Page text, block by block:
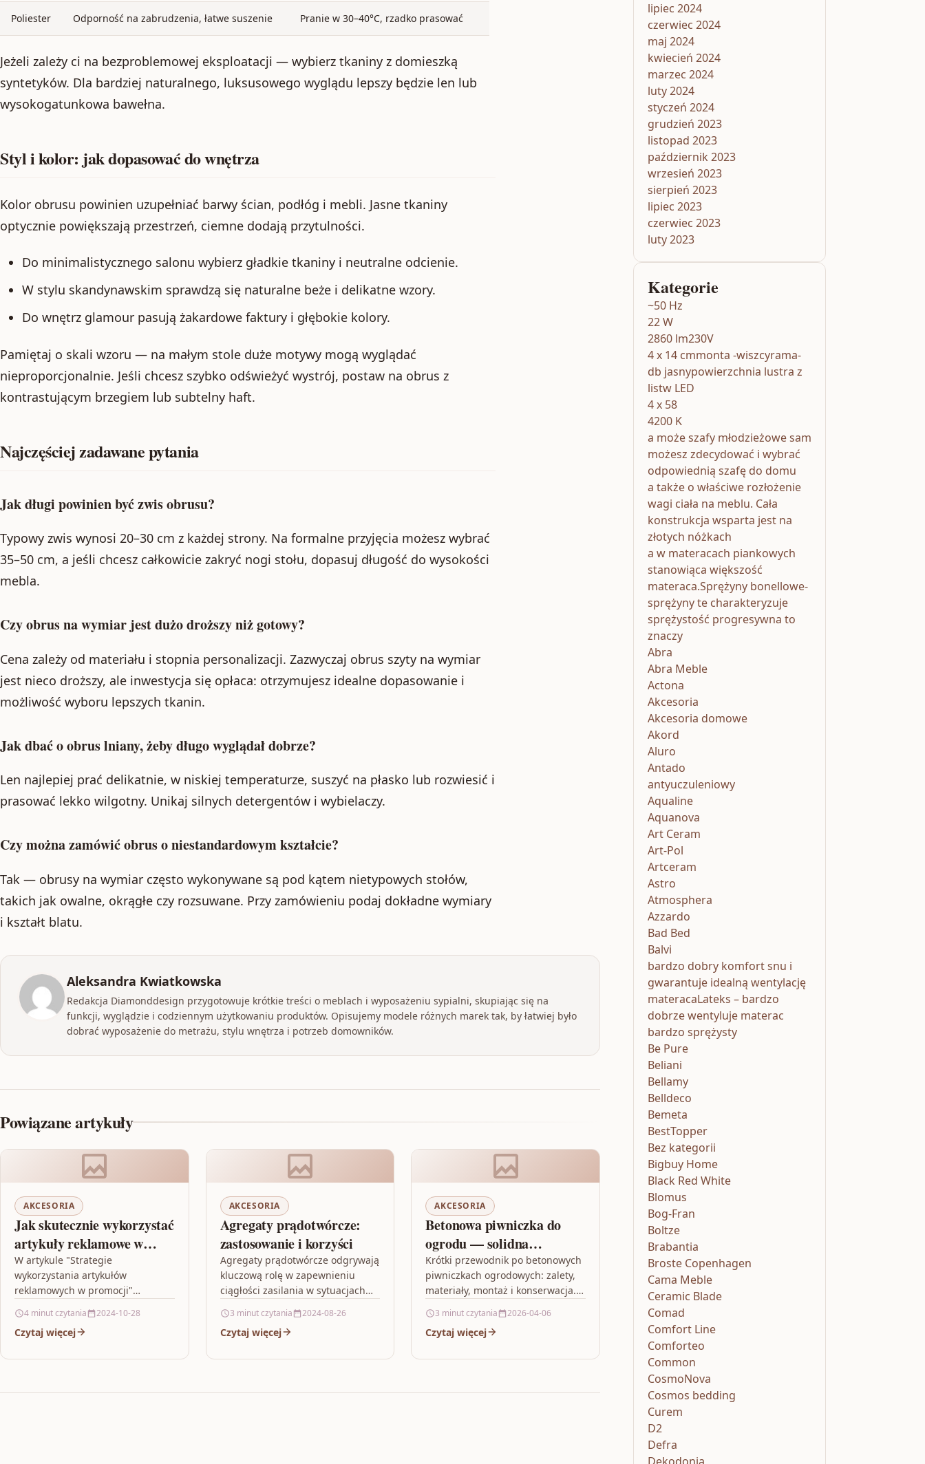
Poliester Odporność na zabrudzenia, łatwe suszenie Pranie w 30–40°C, rzadko prasować
Jeżeli zależy ci na bezproblemowej eksploatacji — wybierz tkaniny z domieszką
syntetyków. Dla bardziej naturalnego, luksusowego wyglądu lepszy będzie len lub
wysokogatunkowa bawełna.
Styl i kolor: jak dopasować do wnętrza
Kolor obrusu powinien uzupełniać barwy ścian, podłóg i mebli. Jasne tkaniny
optycznie powiększają przestrzeń, ciemne dodają przytulności.
Do minimalistycznego salonu wybierz gładkie tkaniny i neutralne odcienie.
W stylu skandynawskim sprawdzą się naturalne beże i delikatne wzory.
Do wnętrz glamour pasują żakardowe faktury i głębokie kolory.
Pamiętaj o skali wzoru — na małym stole duże motywy mogą wyglądać
nieproporcjonalnie. Jeśli chcesz szybko odświeżyć wystrój, postaw na obrus z
kontrastującym brzegiem lub subtelny haft.
Najczęściej zadawane pytania
Jak długi powinien być zwis obrusu?
Typowy zwis wynosi 20–30 cm z każdej strony. Na formalne przyjęcia możesz wybrać
35–50 cm, a jeśli chcesz całkowicie zakryć nogi stołu, dopasuj długość do wysokości
mebla.
Czy obrus na wymiar jest dużo droższy niż gotowy?
Cena zależy od materiału i stopnia personalizacji. Zazwyczaj obrus szyty na wymiar
jest nieco droższy, ale inwestycja się opłaca: otrzymujesz idealne dopasowanie i
możliwość wyboru lepszych tkanin.
Jak dbać o obrus lniany, żeby długo wyglądał dobrze?
Len najlepiej prać delikatnie, w niskiej temperaturze, suszyć na płasko lub rozwiesić i
prasować lekko wilgotny. Unikaj silnych detergentów i wybielaczy.
Czy można zamówić obrus o niestandardowym kształcie?
Tak — obrusy na wymiar często wykonywane są pod kątem nietypowych stołów,
takich jak owalne, okrągłe czy rozsuwane. Przy zamówieniu podaj dokładne wymiary
i kształt blatu.
Aleksandra Kwiatkowska
Redakcja Diamonddesign przygotowuje krótkie treści o meblach i wyposażeniu sypialni, skupiając się na
funkcji, wyglądzie i codziennym użytkowaniu produktów. Opisujemy modele różnych marek tak, by łatwiej było
dobrać wyposażenie do metrażu, stylu wnętrza i potrzeb domowników.
Powiązane artykuły
AKCESORIA
Jak skutecznie wykorzystać
artykuły reklamowe w
promocji?
W artykule "Strategie
wykorzystania artykułów
reklamowych w promocji"
wykorzystania artykułów
reklamowych w promocji,
4 minut czytania 2024-10-28
Czytaj więcej
AKCESORIA
Agregaty prądotwórcze:
zastosowanie i korzyści
Agregaty prądotwórcze odgrywają
kluczową rolę w zapewnieniu
ciągłości zasilania w sytuacjach
dostęp do sieci
elektroenergetycznej jest
3 minut czytania 2024-08-26
Czytaj więcej
AKCESORIA
Betonowa piwniczka do
ogrodu — solidna
ziemianka do wkopania
Krótki przewodnik po betonowych
piwniczkach ogrodowych: zalety,
materiały, montaż i konserwacja.
ziemiankę i chcesz uniknąć
typowych błędów przy budowie.
3 minut czytania 2026-04-06
Czytaj więcej
lipiec 2024
czerwiec 2024
maj 2024
kwiecień 2024
marzec 2024
luty 2024
styczeń 2024
grudzień 2023
listopad 2023
październik 2023
wrzesień 2023
sierpień 2023
lipiec 2023
czerwiec 2023
luty 2023
Kategorie
~50 Hz
22 W
2860 lm230V
4 x 14 cmmonta -wiszcyrama-
db jasnypowierzchnia lustra z
listw LED
4 x 58
4200 K
a może szafy młodzieżowe sam
możesz zdecydować i wybrać
odpowiednią szafę do domu
a także o właściwe rozłożenie
wagi ciała na meblu. Cała
konstrukcja wsparta jest na
złotych nóżkach
a w materacach piankowych
stanowiąca większość
materaca.Sprężyny bonellowe-
sprężyny te charakteryzuje
sprężystość progresywna to
znaczy
Abra
Abra Meble
Actona
Akcesoria
Akcesoria domowe
Akord
Aluro
Antado
antyuczuleniowy
Aqualine
Aquanova
Art Ceram
Art-Pol
Artceram
Astro
Atmosphera
Azzardo
Bad Bed
Balvi
bardzo dobry komfort snu i
gwarantuje idealną wentylację
materacaLateks – bardzo
dobrze wentyluje materac
bardzo sprężysty
Be Pure
Beliani
Bellamy
Belldeco
Bemeta
BestTopper
Bez kategorii
Bigbuy Home
Black Red White
Blomus
Bog-Fran
Boltze
Brabantia
Broste Copenhagen
Cama Meble
Ceramic Blade
Comad
Comfort Line
Comforteo
Common
CosmoNova
Cosmos bedding
Curem
D2
Defra